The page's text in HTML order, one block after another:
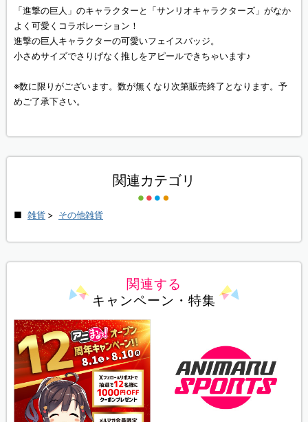
「進撃の巨人」のキャラクターと「サンリオキャラクターズ」がなか
よく可愛くコラボレーション！
進撃の巨人キャラクターの可愛いフェイスバッジ。
小さめサイズでさりげなく推しをアピールできちゃいます♪
※数に限りがございます。数が無くなり次第販売終了となります。予
めご了承下さい。
関連カテゴリ
雑貨 > その他雑貨
関連する
キャンペーン・特集